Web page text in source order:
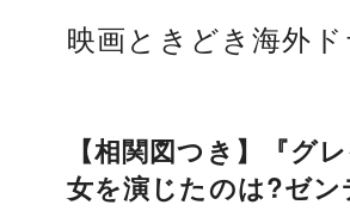
映画ときどき海外ド
【相関図つき】『グ
女を演じたのは?ゼン